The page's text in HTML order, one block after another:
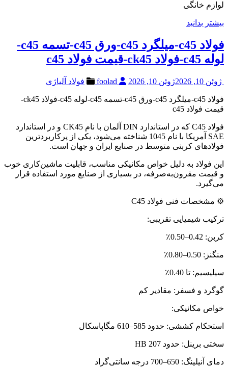
لوازم خانگی
بیشتر بدانید
فولاد c45-میلگرد c45-ورق c45-تسمه c45-
لوله c45-فولاد ck45-قیمت فولاد c45
ژوئن 10, 2026 ژوئن 10, 2026 فولاد آلیاژی
فولاد c45-میلگرد c45-ورق c45-تسمه c45-لوله c45-فولاد ck45-
قیمت فولاد c45
فولاد C45 که در استاندارد DIN آلمان با نام CK45 و در استاندارد
SAE آمریکا با نام 1045 شناخته می‌شود، یکی از پرکاربردترین
فولادهای کربنی متوسط در صنایع ایران و جهان است.
این فولاد به دلیل خواص مکانیکی مناسب، قابلیت ماشین‌کاری خوب
و قیمت مقرون‌به‌صرفه، در بسیاری از صنایع مورد استفاده قرار
می‌گیرد.
⚙️ مشخصات فنی فولاد C45
ترکیب شیمیایی تقریبی:
کربن: 0.42–0.50٪
منگنز: 0.50–0.80٪
سیلیسیم: تا 0.40٪
گوگرد و فسفر: مقادیر کم
خواص مکانیکی:
استحکام کششی: حدود 585–610 مگاپاسکال
سختی برینل: حدود 207 HB
دمای آنیلینگ: 650–700 درجه سانتی‌گراد